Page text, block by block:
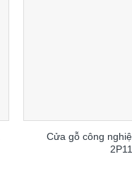
Cửa gỗ công